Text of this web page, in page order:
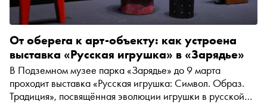
От оберега к арт-объекту: как устроена
выставка «Русская игрушка» в «Зарядье»
В Подземном музее парка «Зарядье» до 9 марта
проходит выставка «Русская игрушка: Символ. Образ.
Традиция», посвящённая эволюции игрушки в русской